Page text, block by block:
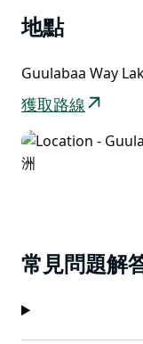
當地的無尾熊。您
中，了解麥誇裡港
看他們準備無尾熊
地點
Guulabaa Way
獲取路線
常見問題解